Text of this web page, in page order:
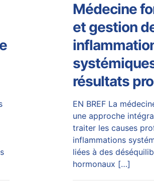
Médecine
et gestion
résultats
EN BREF La
une approche
traiter les causes
inflammations
liées à des
hormonaux […]